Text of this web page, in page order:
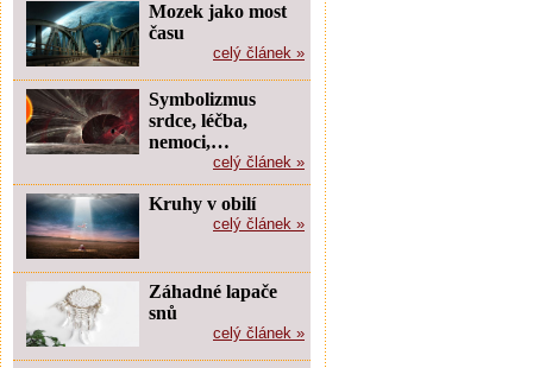
Mozek jako most
času
celý článek »
Symbolizmus
srdce, léčba,
nemoci,…
celý článek »
Kruhy v obilí
celý článek »
Záhadné lapače
snů
celý článek »